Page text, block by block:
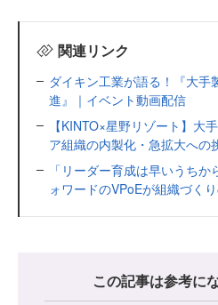
関連リンク
ダイキン工業が語る！『大手
進』｜イベント動画配信
【KINTO×星野リゾート】大
ア組織の内製化・急拡大への
「リーダー育成は早いうち
ォワードのVPoEが組織づく
この記事は参考に